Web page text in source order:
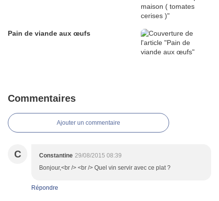
Pain de viande aux œufs
Commentaires
Ajouter un commentaire
C Constantine 29/08/2015 08:39
Bonjour,<br /> <br /> Quel vin servir avec ce plat ?
Répondre